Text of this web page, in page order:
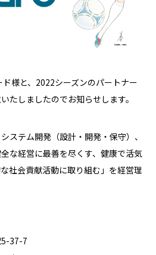
様と、2022シーズンのパートナー
たしましたのでお知らせします。
ステム開発（設計・開発・保守）、
な経営に最善を尽くす、健康で活気
社会貢献活動に取り組む」を経営理
5-37-7